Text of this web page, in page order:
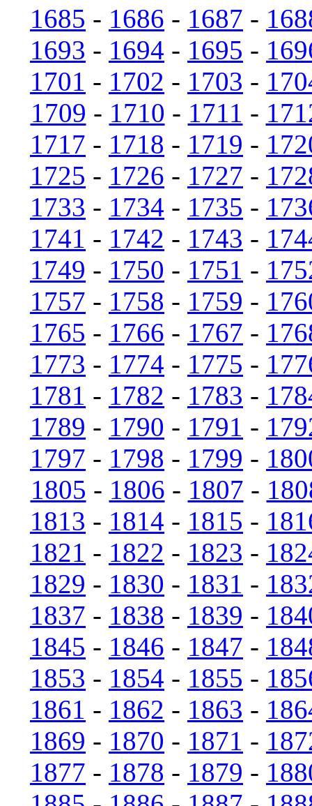
1685 - 1686 - 1687 -
1693 - 1694 - 1695 -
1701 - 1702 - 1703 -
1709 - 1710 - 1711 -
1717 - 1718 - 1719 -
1725 - 1726 - 1727 -
1733 - 1734 - 1735 -
1741 - 1742 - 1743 -
1749 - 1750 - 1751 -
1757 - 1758 - 1759 -
1765 - 1766 - 1767 -
1773 - 1774 - 1775 -
1781 - 1782 - 1783 -
1789 - 1790 - 1791 -
1797 - 1798 - 1799 -
1805 - 1806 - 1807 -
1813 - 1814 - 1815 -
1821 - 1822 - 1823 -
1829 - 1830 - 1831 -
1837 - 1838 - 1839 -
1845 - 1846 - 1847 -
1853 - 1854 - 1855 -
1861 - 1862 - 1863 -
1869 - 1870 - 1871 -
1877 - 1878 - 1879 -